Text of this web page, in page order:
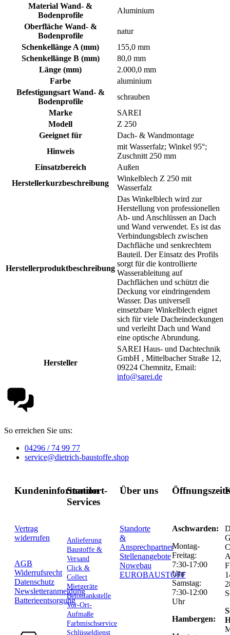
Material Wand- &
Bodenprofile
Aluminium
Oberfläche Wand- &
Bodenprofile
natur
Schenkellänge A (mm)
155,0 mm
Schenkellänge B (mm)
80,0 mm
Länge (mm)
2.000,0 mm
Farbe
aluminium
Befestigungsart Wand- &
Bodenprofile
schrauben
Marke
SAREI
Modell
Z 250
Geeignet für
Dach- & Wandmontage
Hinweis
mit Wasserfalz; Winkel 95°;
Zuschnitt 250 mm
Einsatzbereich
Außen
Herstellerkurzbeschreibung
Winkelblech Z 250 mit
Wasserfalz
Herstellerproduktbeschreibung
Das Winkelblech wird zur
Herstellung von professionellen
Ab- und Anschlüssen an Dach
und Wand verwendet. Es ist das
Verbindungsblech zwischen
Dachfläche und senkrechtem
Bauteil. Der Einsatz des Profils
sorgt für die kontrollierte
Wasserableitung auf
Dachflächen und schützt die
Deckung vor eindringendem
Wasser. Das universell
einsetzbare Winkelblech eignet
sich für viele Dacheindeckungen
und verleiht Dach und Wand
eine optische Abrundung.
Hersteller
SAREI Haus- und Dachtechnik
GmbH , Mittelbacher Straße 12,
09224 Chemnitz, Email:
info@sarei.de
So erreichen Sie uns:
04296 / 74 99 77
service@dietrich-baustoffe.shop
Kundeninformation
Vertrag
widerrufen
AGB
Widerrufsrecht
Datenschutz
Newsletteranmeldung
Batterieentsorgung
Standort-
Services
Anlieferung
Baustoffe &
Versand
Click &
Collect
Mietgeräte
Betontankstelle
Vor-Ort-
Aufmaße
Farbmischservice
Schlüsseldienst
Über uns
Standorte
&
Ansprechpartner
Stellenangebote
Nowebau
EUROBAUSTOFF
Aschwarden:
Montag-
Freitag:
7:30-17:00
Uhr
Samstag:
7:30-12:00
Uhr
Hambergen: